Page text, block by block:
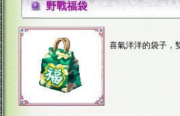
野戰福袋
喜氣洋洋的袋子，